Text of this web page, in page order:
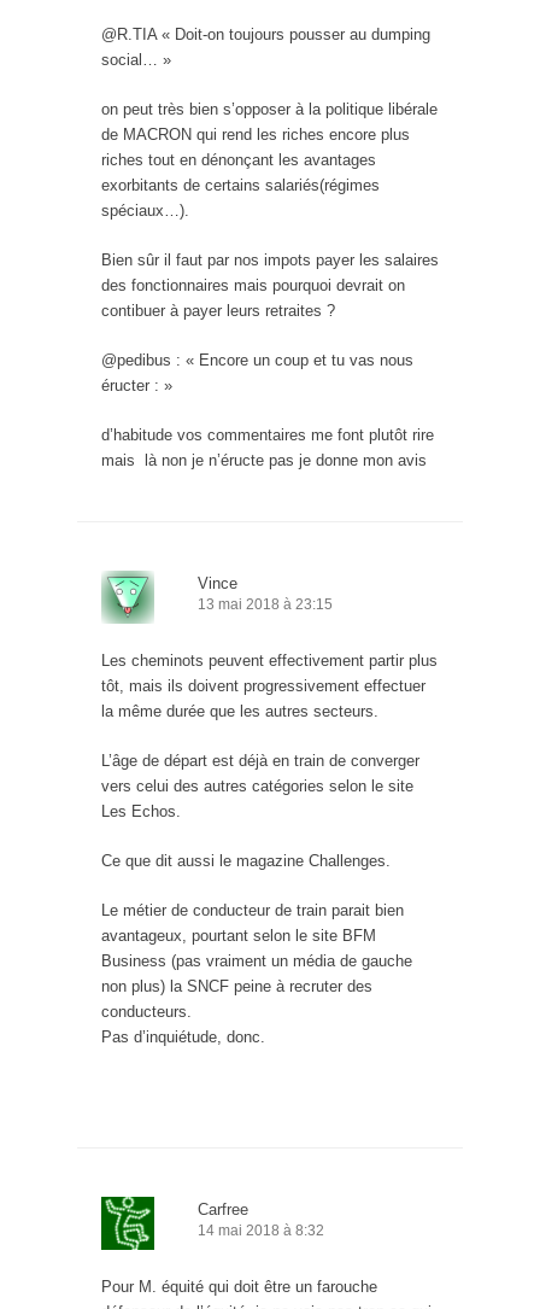
@R.TIA « Doit-on toujours pousser au dumping
social… »
on peut très bien s’opposer à la politique libérale
de MACRON qui rend les riches encore plus
riches tout en dénonçant les avantages
exorbitants de certains salariés(régimes
spéciaux…).
Bien sûr il faut par nos impots payer les salaires
des fonctionnaires mais pourquoi devrait on
contibuer à payer leurs retraites ?
@pedibus : « Encore un coup et tu vas nous
éructer : »
d’habitude vos commentaires me font plutôt rire
mais là non je n’éructe pas je donne mon avis
Vince
13 mai 2018 à 23:15
Les cheminots peuvent effectivement partir plus
tôt, mais ils doivent progressivement effectuer
la même durée que les autres secteurs.
L’âge de départ est déjà en train de converger
vers celui des autres catégories selon le site
Les Echos.
Ce que dit aussi le magazine Challenges.
Le métier de conducteur de train parait bien
avantageux, pourtant selon le site BFM
Business (pas vraiment un média de gauche
non plus) la SNCF peine à recruter des
conducteurs.
Pas d’inquiétude, donc.
Carfree
14 mai 2018 à 8:32
Pour M. équité qui doit être un farouche